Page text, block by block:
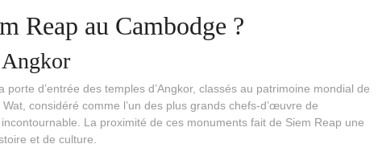
Reap au Cambodge ?
Angkor
d’entrée des temples d’Angkor, classés au patrimoine mondial de
Wat, considéré comme l’un des plus grands chefs-d’œuvre de
La proximité de ces monuments fait de Siem Reap une
et de culture.